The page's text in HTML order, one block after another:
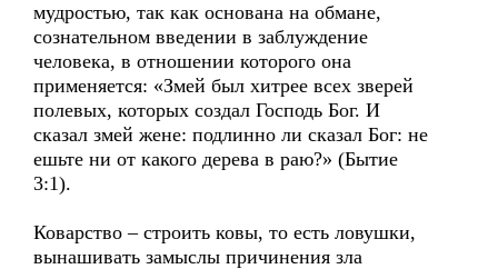
мудростью, так как основана на обмане,
сознательном введении в заблуждение
человека, в отношении которого она
применяется: «Змей был хитрее всех зверей
полевых, которых создал Господь Бог. И
сказал змей жене: подлинно ли сказал Бог: не
ешьте ни от какого дерева в раю?» (Бытие
3:1).
Коварство – строить ковы, то есть ловушки,
вынашивать замыслы причинения зла